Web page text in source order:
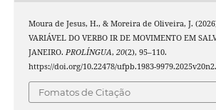
Moura de Jesus, H., & Moreira de Oliveira, J.
VARIÁVEL DO VERBO IR DE MOVIMENTO EM
JANEIRO. PROLÍNGUA, 20(2), 95–110.
https://doi.org/10.22478/ufpb.1983-
Fomatos de Citação